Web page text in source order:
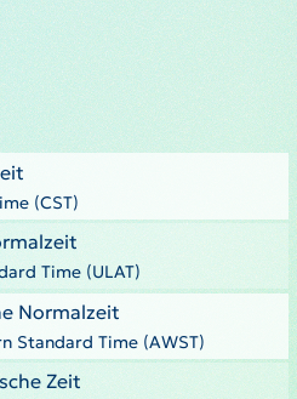
(CST)
Time (ULAT)
Normalzeit
Standard Time (AWST)
Zeit